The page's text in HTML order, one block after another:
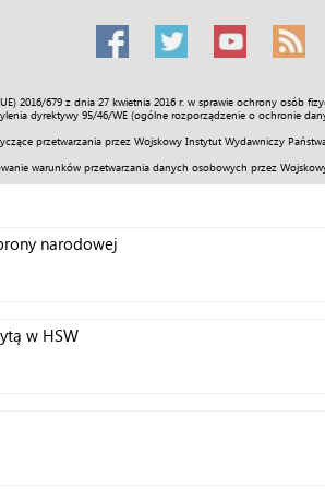
2016/679 z dnia 27 kwietnia 2016 r. w sprawie ochrony
dyrektywy 95/46/WE (ogólne rozporządzenie o ochronie
przetwarzania przez Wojskowy Instytut Wydawniczy
warunków przetwarzania danych osobowych przez
Społeczność Sport Historia Galerie
narodowej
w HSW